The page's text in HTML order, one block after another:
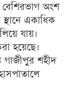
বেশিরভাগ অংশ
একাধিক
যায়।
হয়েছে।
গাজীপুর শহীদ